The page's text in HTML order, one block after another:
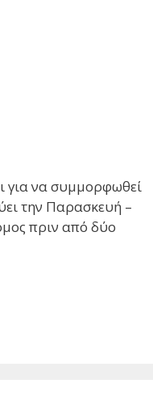
για να συμμορφωθεί
την Παρασκευή –
πριν από δύο